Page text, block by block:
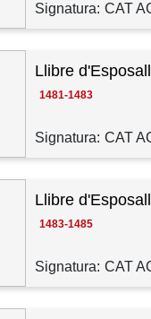
Signatura: CAT
Llibre
1481-1483
Signatura: CAT
Llibre
1483-1485
Signatura: CAT